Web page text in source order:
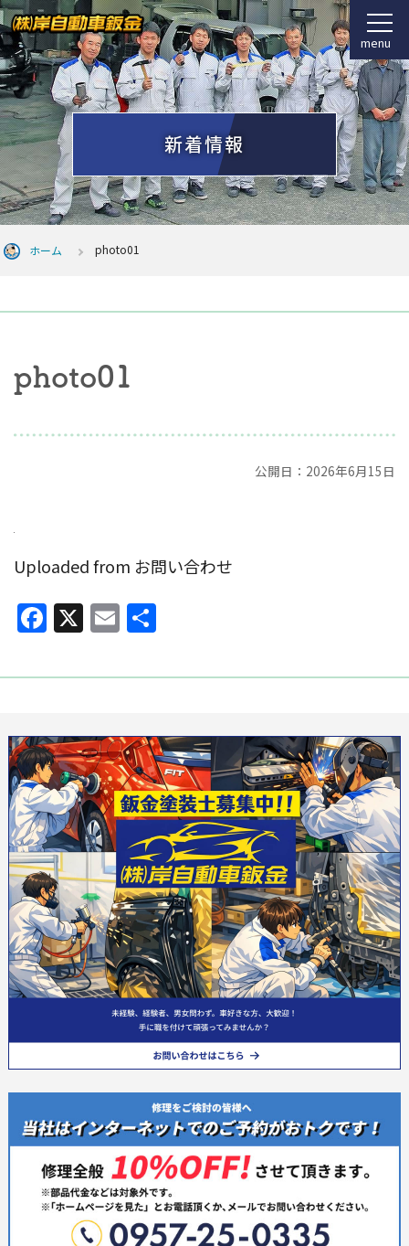
menu
新着情報
ホーム photo01
photo01
公開日：2026年6月15日
Uploaded from お問い合わせ
Facebook
X Email